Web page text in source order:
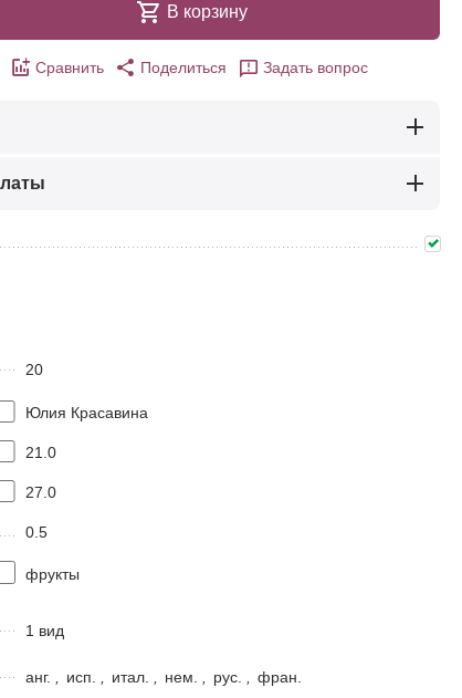
В корзину
Сравнить Поделиться Задать вопрос
20
Юлия Красавина
21.0
27.0
0.5
фрукты
1 вид
анг. исп. итал. нем. рус. фран.